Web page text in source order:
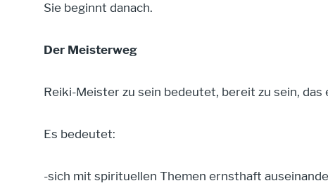
Sie beginnt danach.
Der Meisterweg
Reiki-Meister zu sein bedeutet, bereit zu sein,
Es bedeutet:
-sich mit spirituellen Themen ernsthaft